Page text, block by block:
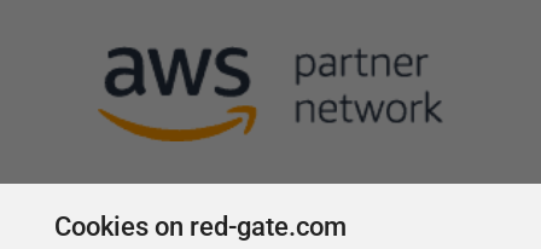
Cookies on red-gate.com